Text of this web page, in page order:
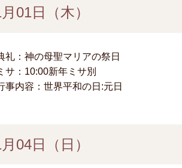
01日（木）
礼：神の母聖マリアの祭日
サ：10:00新年ミサ別
事内容：世界平和の日:元日
04日（日）